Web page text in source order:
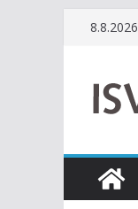
Přeskočit
8.8.2026